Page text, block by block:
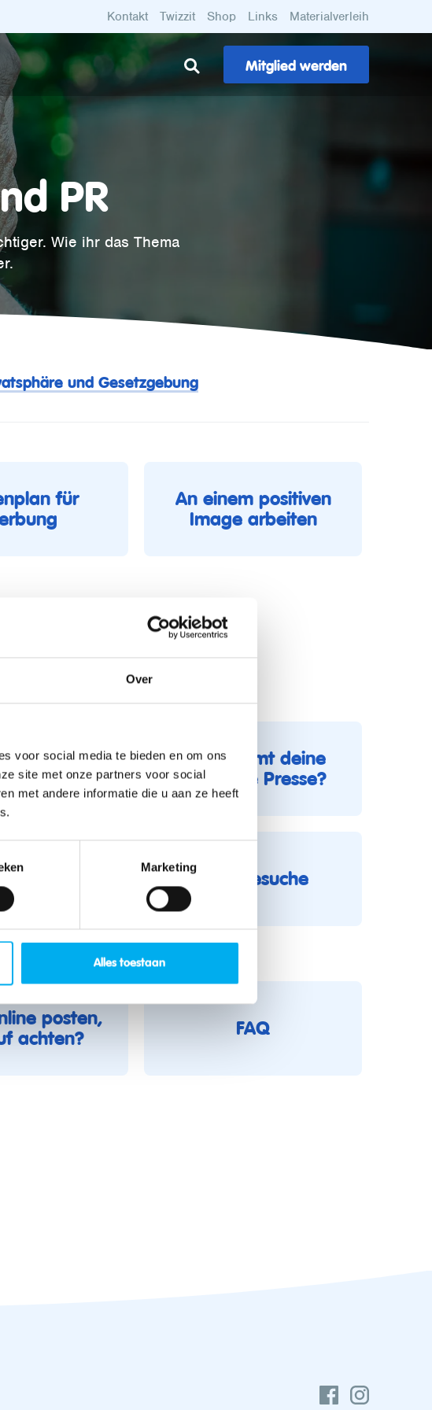
Over
voor social media te bieden en om ons
site met onze partners voor social
met andere informatie die u aan ze heeft
Marketing
Alles toestaan
Kontakt Twizzit Shop Links Materialverleih
Mitglied werden
PR
Wie ihr das Thema
und Gesetzgebung
für An einem positiven
Image arbeiten
Medien Wie kommt deine
KLJ in die Presse?
Mitglieder
finden
Hausbesuche
posten,
achten? FAQ